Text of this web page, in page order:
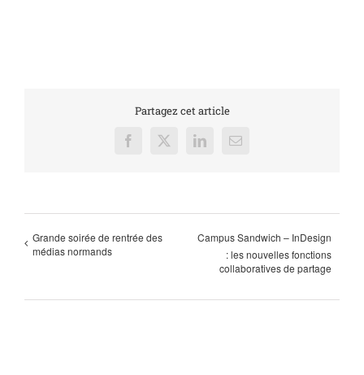
Partagez cet article
Facebook
X LinkedInEmail
Grande soirée de rentrée des
médias normands
Campus Sandwich – InDesign
: les nouvelles fonctions
collaboratives de partage